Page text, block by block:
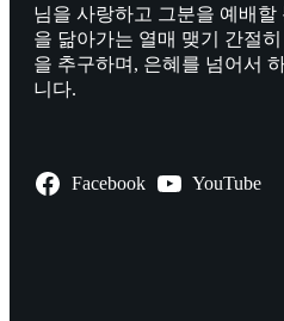
님을 사랑하고 그분을 예배
을 닮아가는 열매 맺기 간절
을 추구하며, 은혜를 넘어서
니다.
Facebook YouTube